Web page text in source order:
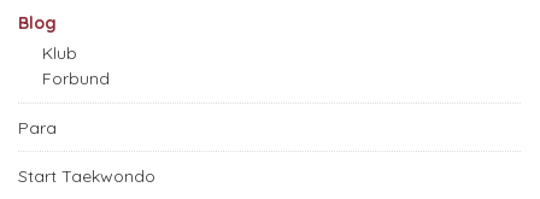
Blog
Klub
Forbund
Para
Start Taekwondo